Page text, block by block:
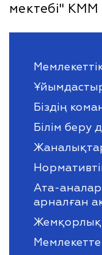
мектебі" КММ
Біздің
Білім беру
Ата-
арналған